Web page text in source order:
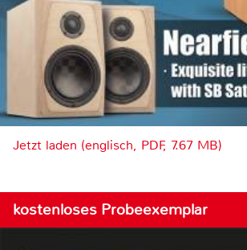
Jetzt laden (englisch, PDF, 7.67 MB)
kostenloses Probeexemplar